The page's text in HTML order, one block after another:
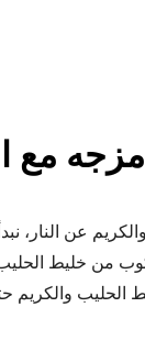
مزجه مع
عن النار،
من خليط
الحليب